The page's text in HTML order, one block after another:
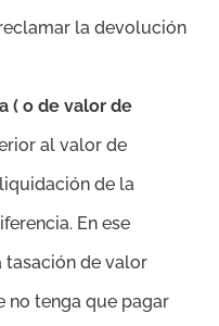
la devolución
( o de valor de
al valor de
de la
En ese
tasación de valor
no tenga que pagar